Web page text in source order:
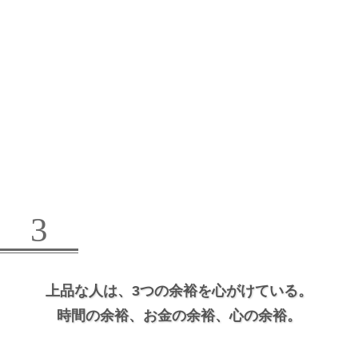
3
上品な人は、 3つの余裕を心がけている。
時間の余裕、 お金の余裕、心の余裕。